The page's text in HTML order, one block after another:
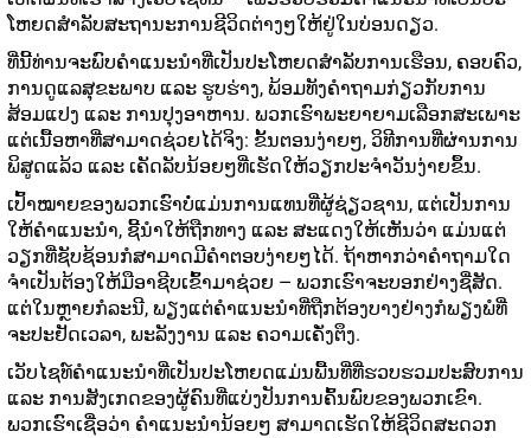
ໂຫຍດສໍາລັບສະຖານະການຊີວິດຕ່າງໆໃຫ້ຢູ່ໃນບ່ອນດຽວ.
ທີ່ນີ້ທ່ານຈະພົບຄໍາແນະນໍາທີ່ເປັນປະໂຫຍດສໍາລັບການເຮືອນ, ຄອບຄົວ,
ການດູແລສຸຂະພາບ ແລະ ຮູບຮ່າງ, ພ້ອມທັງຄໍາຖາມກ່ຽວກັບການ
ສ້ອມແປງ ແລະ ການປຸງອາຫານ. ພວກເຮົາພະຍາຍາມເລືອກສະເພາະ
ແຕ່ເນື້ອຫາທີ່ສາມາດຊ່ວຍໄດ້ຈິງ: ຂັ້ນຕອນງ່າຍໆ, ວິທີການທີ່ຜ່ານການ
ພິສູດແລ້ວ ແລະ ເຄັດລັບນ້ອຍໆທີ່ເຮັດໃຫ້ວຽກປະຈໍາວັນງ່າຍຂຶ້ນ.
ເປົ້າໝາຍຂອງພວກເຮົາບໍ່ແມ່ນການແທນທີ່ຜູ້ຊ່ຽວຊານ, ແຕ່ເປັນການ
ໃຫ້ຄໍາແນະນໍາ, ຊີ້ນໍາໃຫ້ຖືກທາງ ແລະ ສະແດງໃຫ້ເຫັນວ່າ ແມ່ນແຕ່
ວຽກທີ່ຊັບຊ້ອນກໍສາມາດມີຄໍາຕອບງ່າຍໆໄດ້. ຖ້າຫາກວ່າຄໍາຖາມໃດ
ຈໍາເປັນຕ້ອງໃຫ້ມືອາຊີບເຂົ້າມາຊ່ວຍ — ພວກເຮົາຈະບອກຢ່າງຊື່ສັດ.
ແຕ່ໃນຫຼາຍກໍລະນີ, ພຽງແຕ່ຄໍາແນະນໍາທີ່ຖືກຕ້ອງບາງຢ່າງກໍພຽງພໍທີ່
ຈະປະຢັດເວລາ, ພະລັງງານ ແລະ ຄວາມເຄັ່ງຕຶງ.
ເວັບໄຊທ໌ຄໍາແນະນໍາທີ່ເປັນປະໂຫຍດແມ່ນພື້ນທີ່ທີ່ຮວບຮວມປະສົບການ
ແລະ ການສັງເກດຂອງຜູ້ຄົນທີ່ແບ່ງປັນການຄົ້ນພົບຂອງພວກເຂົາ.
ພວກເຮົາເຊື່ອວ່າ ຄໍາແນະນໍານ້ອຍໆ ສາມາດເຮັດໃຫ້ຊີວິດສະດວກ